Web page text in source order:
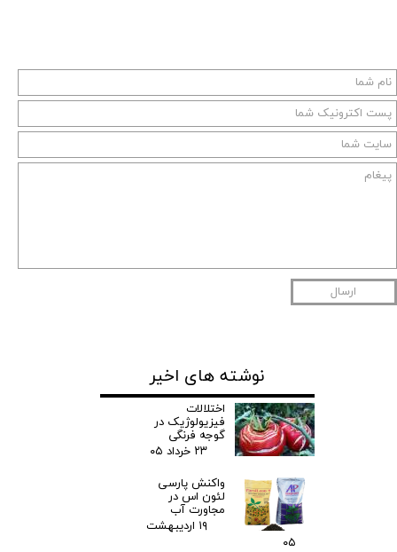
ارسال
نوشته های اخیر
اختلالات
فیزیولوژیک در
گوجه فرنگی
۲۳ خرداد ۰۵
واکنش پارسی
لئون اس در
مجاورت آب
۱۹ اردیبهشت
۰۵